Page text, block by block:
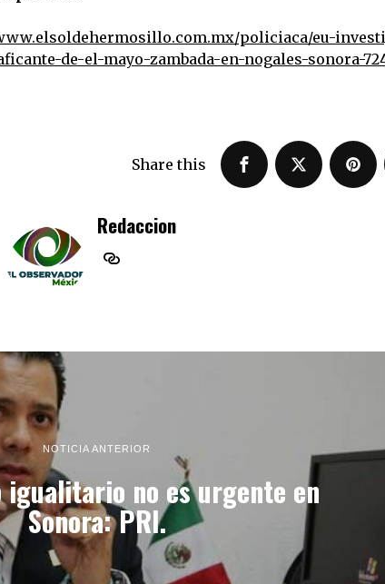
policiaca/eu-
de-el-mayo-zambada-en-nogales-sonora-
Share this
Redaccion
NOTICIA ANTERIOR
no es urgente en
Sonora: PRI.